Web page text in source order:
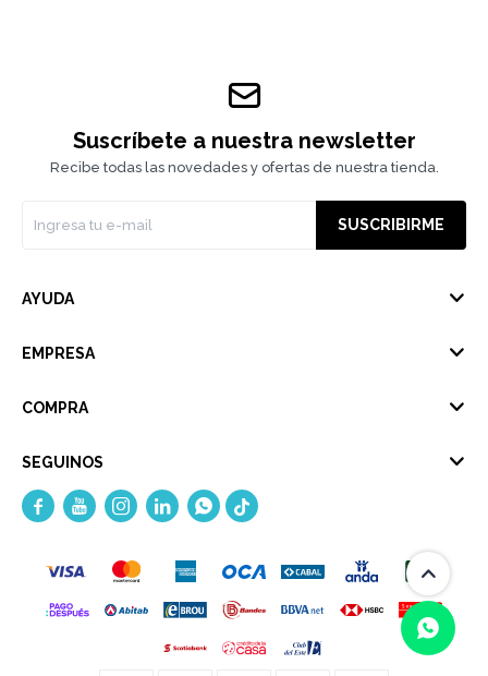
Suscríbete a nuestra newsletter
Recibe todas las novedades y ofertas de nuestra tienda.
SUSCRIBIRME
AYUDA
EMPRESA
COMPRA
SEGUINOS
    